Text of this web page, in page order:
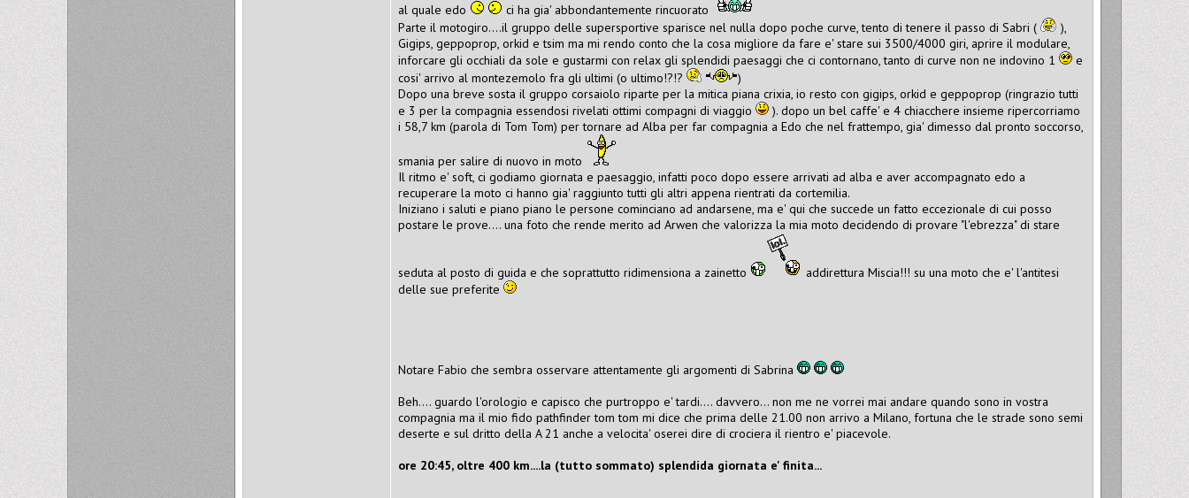
al quale edo
ci ha gia' abbondantemente rincuorato
Parte il motogiro....il gruppo delle supersportive sparisce nel nulla dopo poche curve, tento di tenere il passo di Sabri (
),
Gigips, geppoprop, orkid e tsim ma mi rendo conto che la cosa migliore da fare e' stare sui 3500/4000 giri, aprire il modulare,
inforcare gli occhiali da sole e gustarmi con relax gli splendidi paesaggi che ci contornano, tanto di curve non ne indovino 1
e
cosi' arrivo al montezemolo fra gli ultimi (o ultimo!?!?
)
Dopo una breve sosta il gruppo corsaiolo riparte per la mitica piana crixia, io resto con gigips, orkid e geppoprop (ringrazio tutti
e 3 per la compagnia essendosi rivelati ottimi compagni di viaggio
). dopo un bel caffe' e 4 chiacchere insieme ripercorriamo
i 58,7 km (parola di Tom Tom) per tornare ad Alba per far compagnia a Edo che nel frattempo, gia' dimesso dal pronto soccorso,
smania per salire di nuovo in moto
Il ritmo e' soft, ci godiamo giornata e paesaggio, infatti poco dopo essere arrivati ad alba e aver accompagnato edo a
recuperare la moto ci hanno gia' raggiunto tutti gli altri appena rientrati da cortemilia.
Iniziano i saluti e piano piano le persone cominciano ad andarsene, ma e' qui che succede un fatto eccezionale di cui posso
postare le prove.... una foto che rende merito ad Arwen che valorizza la mia moto decidendo di provare "l'ebrezza" di stare
seduta al posto di guida e che soprattutto ridimensiona a zainetto
addirettura Miscia!!! su una moto che e' l'antitesi
delle sue preferite
Notare Fabio che sembra osservare attentamente gli argomenti di Sabrina
Beh.... guardo l'orologio e capisco che purtroppo e' tardi.... davvero... non me ne vorrei mai andare quando sono in vostra
compagnia ma il mio fido pathfinder tom tom mi dice che prima delle 21.00 non arrivo a Milano, fortuna che le strade sono semi
deserte e sul dritto della A 21 anche a velocita' oserei dire di crociera il rientro e' piacevole.
ore 20:45, oltre 400 km....la (tutto sommato) splendida giornata e' finita...